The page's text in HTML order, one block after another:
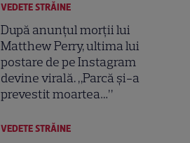
VEDETE STRĂINE
După anunțul morții lui
Matthew Perry, ultima lui
postare de pe Instagram
devine virală. „Parcă și-a
prevestit moartea…”
VEDETE STRĂINE